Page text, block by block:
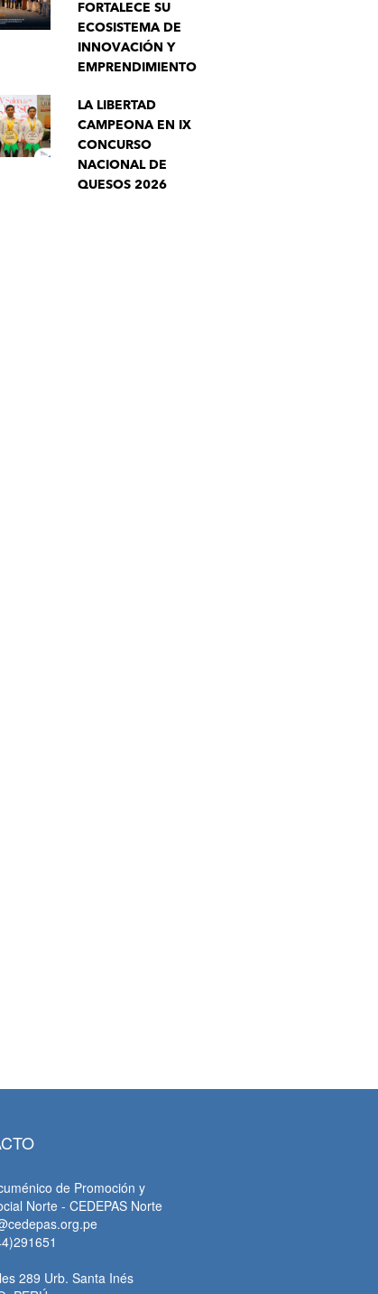
FORTALECE SU
ECOSISTEMA DE
INNOVACIÓN Y
EMPRENDIMIENTO
LA LIBERTAD
CAMPEONA EN IX
CONCURSO
NACIONAL DE
QUESOS 2026
de Promoción y
Norte - CEDEPAS Norte
289 Urb. Santa Inés